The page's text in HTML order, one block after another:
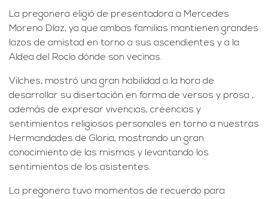
La pregonera eligió de presentadora a Mercedes
Moreno Díaz, ya que ambas familias mantienen grandes
lazos de amistad en torno a sus ascendientes y a la
Aldea del Rocío dónde son vecinas.
Vilches, mostró una gran habilidad a la hora de
desarrollar su disertación en forma de versos y prosa ,
además de expresar vivencias, creencias y
sentimientos religiosos personales en torno a nuestras
Hermandades de Gloria, mostrando un gran
conocimiento de las mismas y levantando los
sentimientos de los asistentes.
La pregonera tuvo momentos de recuerdo para